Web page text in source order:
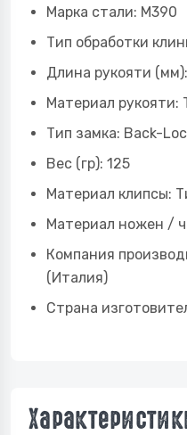
Марка стали: M390
Тип обработки
Длина рукояти (мм):
Материал рукояти:
Тип замка: Back-
Вес (гр): 125
Материал клипсы:
Материал ножен /
Компания
(Италия)
Страна